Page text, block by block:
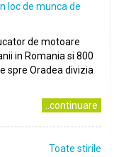
loc de munca de
de motoare
in Romania si 800
spre Oradea divizia
..continuare
Toate stirile